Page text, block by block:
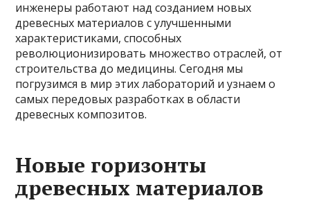
инженеры работают над созданием новых
древесных материалов с улучшенными
характеристиками, способных
революционизировать множество отраслей, от
строительства до медицины. Сегодня мы
погрузимся в мир этих лабораторий и узнаем о
самых передовых разработках в области
древесных композитов.
Новые горизонты
древесных материалов